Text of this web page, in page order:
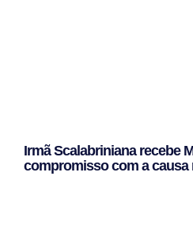
Irmã Scalabriniana recebe
compromisso com a causa